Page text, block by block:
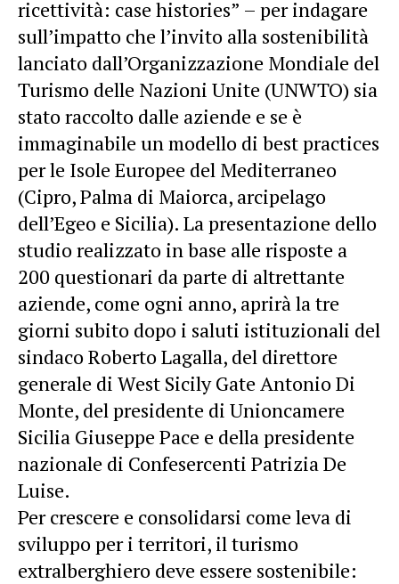
ricettività: case histories” – per indagare
sull’impatto che l’invito alla sostenibilità
lanciato dall’Organizzazione Mondiale del
Turismo delle Nazioni Unite (UNWTO) sia
stato raccolto dalle aziende e se è
immaginabile un modello di best practices
per le Isole Europee del Mediterraneo
(Cipro, Palma di Maiorca, arcipelago
dell’Egeo e Sicilia). La presentazione dello
studio realizzato in base alle risposte a
200 questionari da parte di altrettante
aziende, come ogni anno, aprirà la tre
giorni subito dopo i saluti istituzionali del
sindaco Roberto Lagalla, del direttore
generale di West Sicily Gate Antonio Di
Monte, del presidente di Unioncamere
Sicilia Giuseppe Pace e della presidente
nazionale di Confesercenti Patrizia De
Luise.
Per crescere e consolidarsi come leva di
sviluppo per i territori, il turismo
extralberghiero deve essere sostenibile: